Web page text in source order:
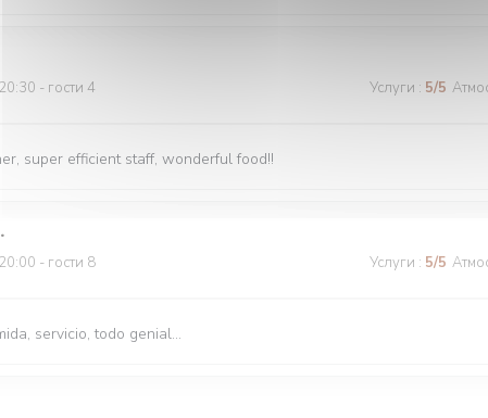
- гости 4 Услуги : 5/5
super efficient staff, wonderful food!!
- гости 8 Услуги : 5/5
servicio, todo genial...